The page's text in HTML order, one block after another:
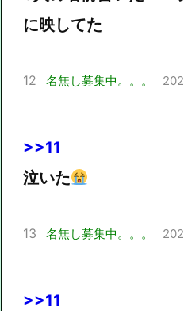
に映してた
12 名無し募集中。。。
>>11
泣いた
13 名無し募集中。。。
>>11